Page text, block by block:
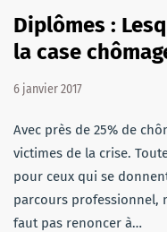
Diplômes :
la case
6 janvier 2017
Avec près de 25% de
victimes de la crise.
pour ceux qui se
parcours professionnel,
faut pas renoncer à…